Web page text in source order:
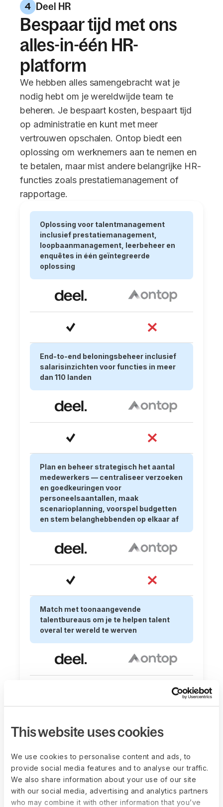
This website uses cookies
We use cookies to personalise content and ads, to
provide social media features and to analyse our traffic.
We also share information about your use of our site
with our social media, advertising and analytics partners
who may combine it with other information that you’ve
4 Deel HR
Bespaar tijd met ons
alles-in-één HR-
platform
We hebben alles samengebracht wat je
nodig hebt om je wereldwijde team te
beheren. Je bespaart kosten, bespaart tijd
op administratie en kunt met meer
vertrouwen opschalen. Ontop biedt een
oplossing om werknemers aan te nemen en
te betalen, maar mist andere belangrijke HR-
functies zoals prestatiemanagement of
rapportage.
Oplossing voor talentmanagement
inclusief prestatiemanagement,
loopbaanmanagement, leerbeheer en
enquêtes in één geïntegreerde
oplossing
End-to-end beloningsbeheer inclusief
salarisinzichten voor functies in meer
dan 110 landen
Plan en beheer strategisch het aantal
medewerkers — centraliseer verzoeken
en goedkeuringen voor
personeelsaantallen, maak
scenarioplanning, voorspel budgetten
en stem belanghebbenden op elkaar af
Match met toonaangevende
talentbureaus om je te helpen talent
overal ter wereld te werven
organogrammen, pulse-enquêtes, PTO,